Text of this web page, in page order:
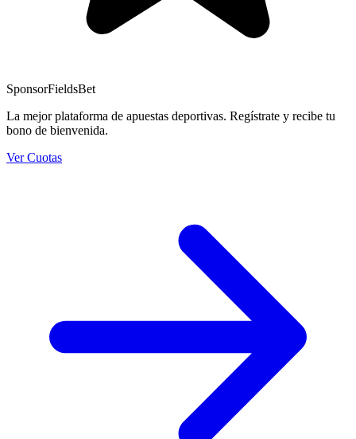
SponsorFieldsBet
La mejor plataforma de apuestas deportivas. Regístrate y recibe tu
bono de bienvenida.
Ver Cuotas